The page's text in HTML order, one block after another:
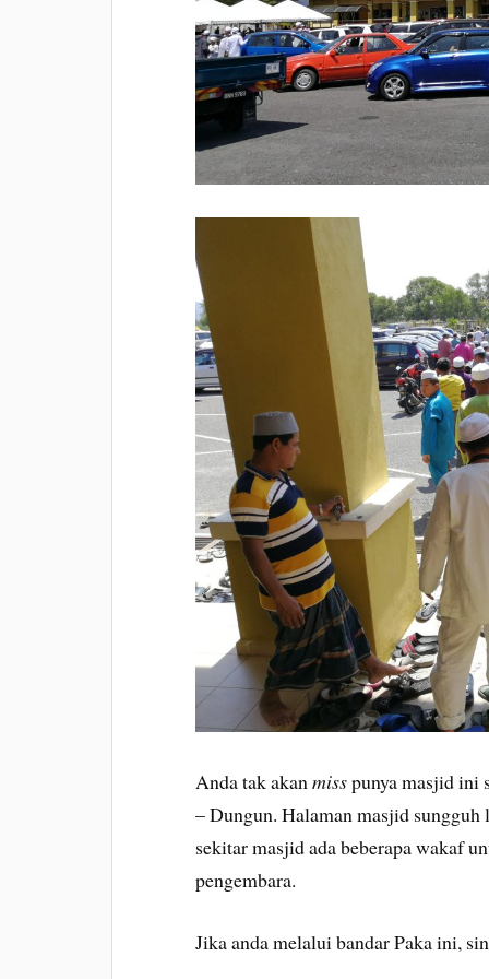
Anda tak akanmisspunya masjid ini
– Dungun. Halaman masjid
sekitar masjid ada beberapa wakaf
pengembara.
Jika anda melalui bandar Paka ini,